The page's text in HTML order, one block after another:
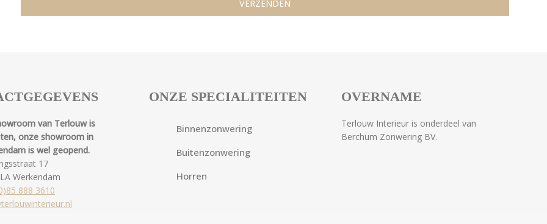
van Terlouw is
onze showroom in
is wel geopend.
17
Werkendam
888 3610
ONZE SPECIALITEITEN
Binnenzonwering
Buitenzonwering
Horren
OVERNAME
Terlouw Interieur is onderdeel van
Berchum Zonwering BV.